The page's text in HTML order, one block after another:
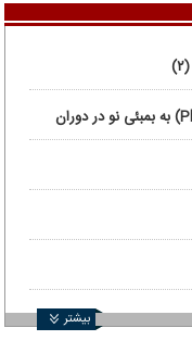
تصاویر/ هجوم فلامینگوها (Phoenicopterus) به بمبئی نو در دوران
بیشتر